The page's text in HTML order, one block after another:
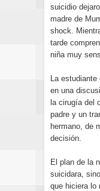
suicidio
madre de
shock.
tarde
niña muy
La
en una
la cirugía del
padre y un
hermano, de
decisión.
El plan de la
suicidara,
que hiciera lo